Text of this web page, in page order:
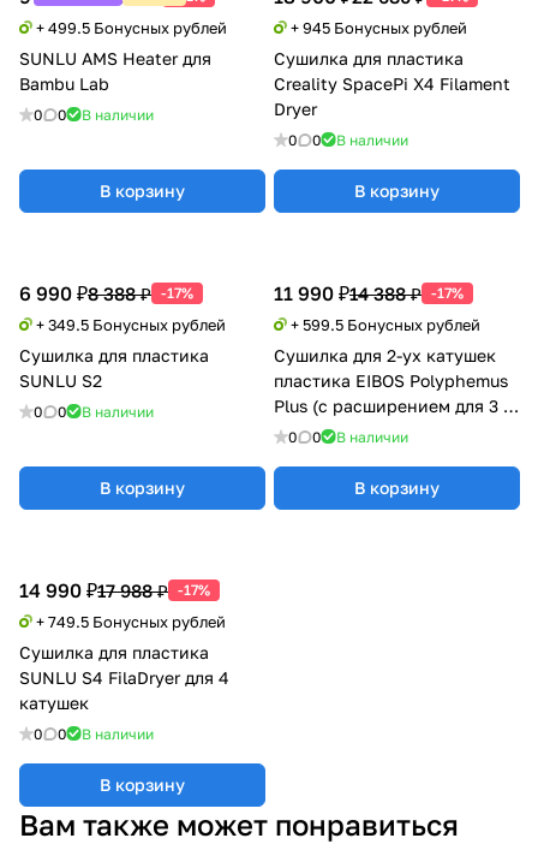
+ 499.5 Бонусных рублей
SUNLU AMS Heater для
Bambu Lab
0 0 В наличии
В корзину
+ 945 Бонусных рублей
Сушилка для пластика
Creality SpacePi X4 Filament
Dryer
0 0 В наличии
В корзину
6 990 ₽8 388 ₽ -17%
+ 349.5 Бонусных рублей
Сушилка для пластика
SUNLU S2
0 0 В наличии
В корзину
11 990 ₽14 388 ₽ -17%
+ 599.5 Бонусных рублей
Сушилка для 2-ух катушек
пластика EIBOS Polyphemus
Plus (с расширением для 3 кг
катушки)
0 0 В наличии
В корзину
14 990 ₽17 988 ₽ -17%
+ 749.5 Бонусных рублей
Сушилка для пластика
SUNLU S4 FilaDryer для 4
катушек
0 0 В наличии
В корзину
Вам также может понравиться